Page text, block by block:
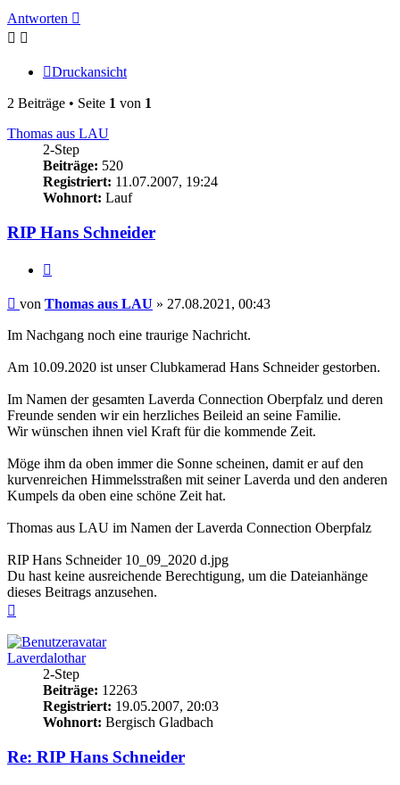
Antworten
Druckansicht
2 Beiträge • Seite 1 von 1
Thomas aus LAU
2-Step
Beiträge: 520
Registriert: 11.07.2007, 19:24
Wohnort: Lauf
RIP Hans Schneider
Beitrag
von Thomas aus LAU » 27.08.2021, 00:43
Im Nachgang noch eine traurige Nachricht.
Am 10.09.2020 ist unser Clubkamerad Hans Schneider gestorben.
Im Namen der gesamten Laverda Connection Oberpfalz und deren
Freunde senden wir ein herzliches Beileid an seine Familie.
Wir wünschen ihnen viel Kraft für die kommende Zeit.
Möge ihm da oben immer die Sonne scheinen, damit er auf den
kurvenreichen Himmelsstraßen mit seiner Laverda und den anderen
Kumpels da oben eine schöne Zeit hat.
Thomas aus LAU im Namen der Laverda Connection Oberpfalz
RIP Hans Schneider 10_09_2020 d.jpg
Du hast keine ausreichende Berechtigung, um die Dateianhänge
dieses Beitrags anzusehen.
Laverdalothar
2-Step
Beiträge: 12263
Registriert: 19.05.2007, 20:03
Wohnort: Bergisch Gladbach
Re: RIP Hans Schneider